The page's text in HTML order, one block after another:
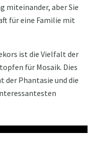
miteinander, aber Sie
für eine Familie mit
ist die Vielfalt der
für Mosaik. Dies
der Phantasie und die